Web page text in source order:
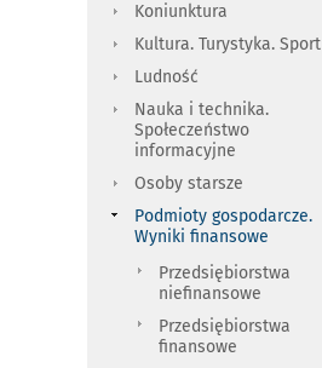
Koniunktura
Kultura. Turystyka. Sport
Ludność
Nauka i technika.
Społeczeństwo
informacyjne
Osoby starsze
Podmioty gospodarcze.
Wyniki finansowe
Przedsiębiorstwa
niefinansowe
Przedsiębiorstwa
finansowe